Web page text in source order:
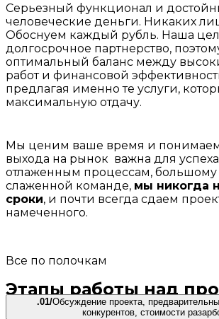
Серьезный функционал и
человеческие деньги. Никаких
Обоснуем каждый рубль. Наша
долгосрочное партнерство,
оптимальный баланс между
работ и финансовой
предлагая именно те услуги,
максимальную отдачу.
Мы ценим ваше время и понимаем,
выхода на рынок важна для
отлаженным процессам, большому
слаженной команде, мы никогда
сроки, и почти всегда сдаем
намеченного.
Все по полочкам
Этапы работы над
.01/Обсуждение проекта,
конкурентов, стоимости